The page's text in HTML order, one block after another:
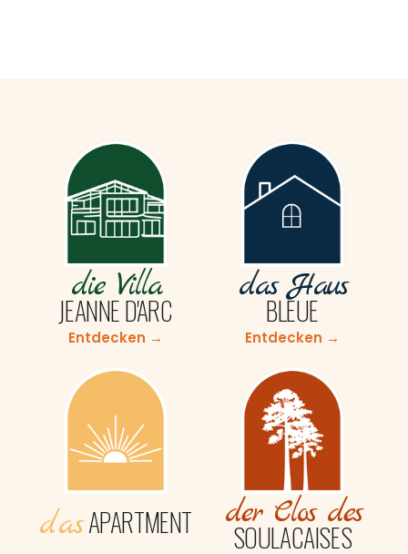
die Villa
JEANNE D'ARC
Entdecken →
das Haus
BLEUE
Entdecken →
dasAPARTMENT der Clos des
SOULACAISES